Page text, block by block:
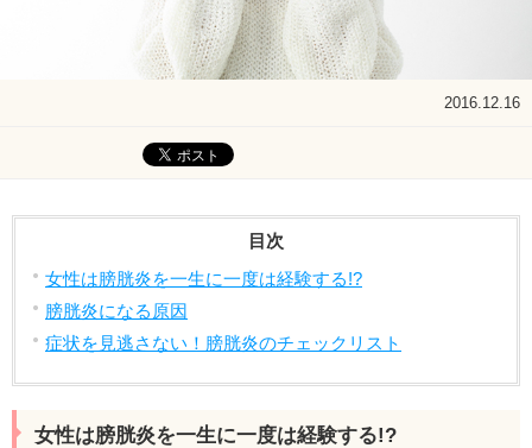
2016.12.16
目次
女性は膀胱炎を一生に一度は経験する!?
膀胱炎になる原因
症状を見逃さない！膀胱炎のチェックリスト
女性は膀胱炎を一生に一度は経験する!?